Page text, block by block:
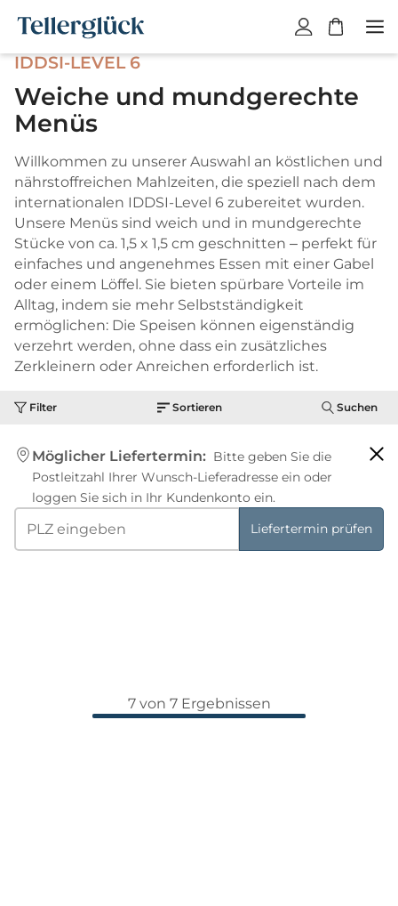
e
n
r
b
i
s
t
l
e
r
Weiche und mundgerechte
Menüs
IDDSI-LEVEL 6
Willkommen zu unserer Auswahl an köstlichen und
nährstoffreichen Mahlzeiten, die speziell nach dem
internationalen IDDSI-Level 6 zubereitet wurden.
Unsere Menüs sind weich und in mundgerechte
Stücke von ca. 1,5 x 1,5 cm geschnitten – perfekt für
einfaches und angenehmes Essen mit einer Gabel
oder einem Löffel. Sie bieten spürbare Vorteile im
Alltag, indem sie mehr Selbstständigkeit
ermöglichen: Die Speisen können eigenständig
verzehrt werden, ohne dass ein zusätzliches
Zerkleinern oder Anreichen erforderlich ist.
Filter Sortieren Suchen
Möglicher Liefertermin: Bitte geben Sie die
Postleitzahl Ihrer Wunsch-Lieferadresse ein oder
loggen Sie sich in Ihr Kundenkonto ein.
Liefertermin prüfen
7 von 7 Ergebnissen